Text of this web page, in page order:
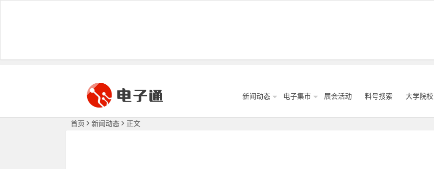
新闻动态 电子集市 展会活动 料号搜索 大学院校
首页 新闻动态 正文